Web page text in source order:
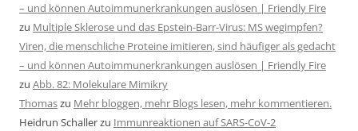
– und können Autoimmunerkrankungen auslösen | Friendly Fire
zu Multiple Sklerose und das Epstein-Barr-Virus: MS wegimpfen?
Viren, die menschliche Proteine imitieren, sind häufiger als gedacht
– und können Autoimmunerkrankungen auslösen | Friendly Fire
zu Abb. 82: Molekulare Mimikry
Thomaszu Mehr bloggen, mehr Blogs lesen, mehr kommentieren.
Heidrun Schallerzu Immunreaktionen auf SARS-CoV-2